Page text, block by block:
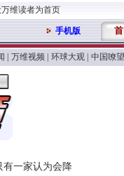
维读者为首页
手机版 首
万维视频 环球大观 中国嘹望
有一家认为会降